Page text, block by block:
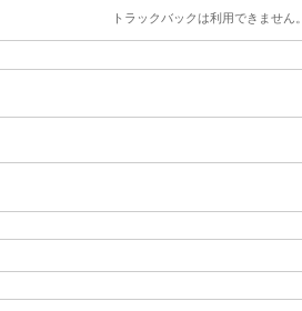
トラックバックは利用できません。